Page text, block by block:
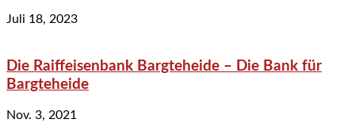
Juli 18, 2023
Die Raiffeisenbank Bargteheide – Die Bank für
Bargteheide
Nov. 3, 2021